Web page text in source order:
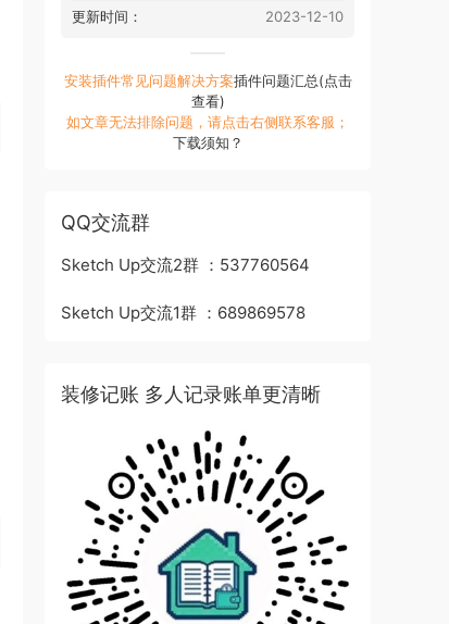
更新时间：
2023-12-10
安装插件常见问题解决方案插件问题汇总(点击
查看)
如文章无法排除问题，请点击右侧联系客服；
下载须知？
QQ交流群
Sketch Up交流2群 ：537760564
Sketch Up交流1群 ：689869578
装修记账 多人记录账单更清晰